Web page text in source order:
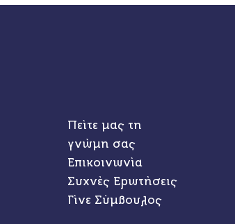
Πείτε μας τη
γνώμη σας
Επικοινωνία
Συχνές Ερωτήσεις
Γίνε Σύμβουλος